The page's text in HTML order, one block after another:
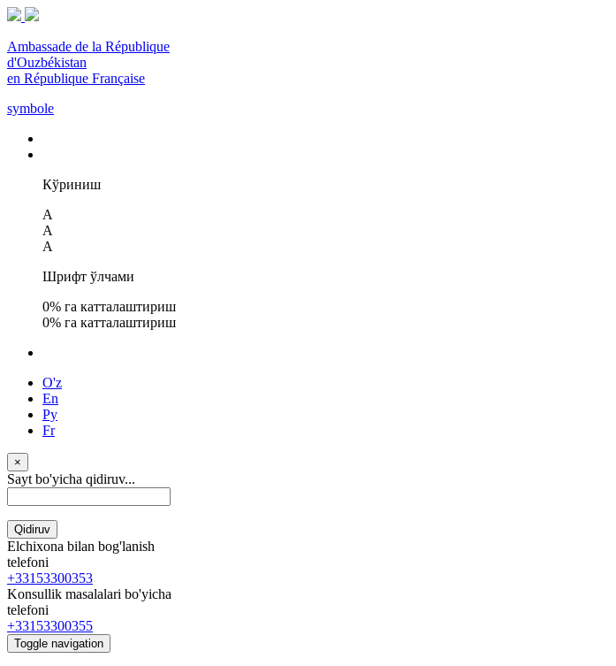
Ambassade de la République
d'Ouzbékistan
en République Française
symbole
Кўриниш
A
A
A
Шрифт ўлчами
0% га катталаштириш
0% га катталаштириш
O'z
En
Ру
Fr
×
Sayt bo'yicha qidiruv...
Qidiruv
Elchixona bilan bog'lanish
telefoni
+33153300353
Konsullik masalalari bo'yicha
telefoni
+33153300355
Toggle navigation